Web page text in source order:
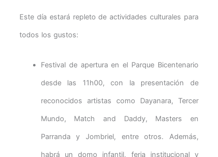
Este día estará repleto de actividades culturales para
todos los gustos:
Festival de apertura en el Parque Bicentenario
desde las 11h00, con la presentación de
reconocidos artistas como Dayanara, Tercer
Mundo, Match and Daddy, Masters en
Parranda y Jombriel, entre otros. Además,
habrá un domo infantil, feria institucional y